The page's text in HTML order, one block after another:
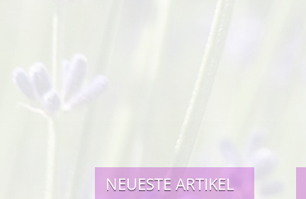
NEUESTE ARTIKEL